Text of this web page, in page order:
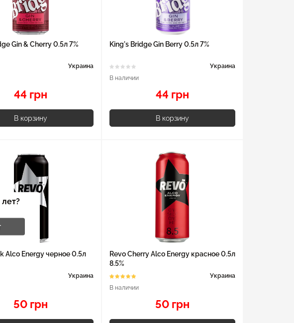
Gin & Cherry 0.5л 7%
Украина
44 грн
В корзину
King's Bridge Gin Berry 0.5л 7%
Украина
В наличии
44 грн
В корзину
Alco Energy черное 0.5л
Украина
50 грн
Revo Cherry Alco Energy красное 0.5л
8.5%
Украина
В наличии
50 грн